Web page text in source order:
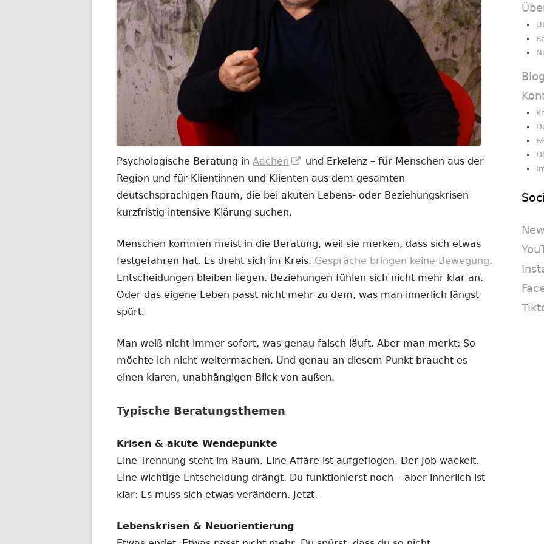
Psychologische Beratung in Aachen
In
neuem
Fenster
und Erkelenz – für Menschen aus der
Region und für Klientinnen und Klienten aus dem gesamten
deutschsprachigen Raum, die bei akuten Lebens- oder Beziehungskrisen
kurzfristig intensive Klärung suchen.
Menschen kommen meist in die Beratung, weil sie merken, dass sich etwas
festgefahren hat. Es dreht sich im Kreis. Gespräche bringen keine Bewegung.
Entscheidungen bleiben liegen. Beziehungen fühlen sich nicht mehr klar an.
Oder das eigene Leben passt nicht mehr zu dem, was man innerlich längst
spürt.
Man weiß nicht immer sofort, was genau falsch läuft. Aber man merkt: So
möchte ich nicht weitermachen. Und genau an diesem Punkt braucht es
einen klaren, unabhängigen Blick von außen.
Typische Beratungsthemen
Krisen & akute Wendepunkte
Eine Trennung steht im Raum. Eine Affäre ist aufgeflogen. Der Job wackelt.
Eine wichtige Entscheidung drängt. Du funktionierst noch – aber innerlich ist
klar: Es muss sich etwas verändern. Jetzt.
Lebenskrisen & Neuorientierung
Blog